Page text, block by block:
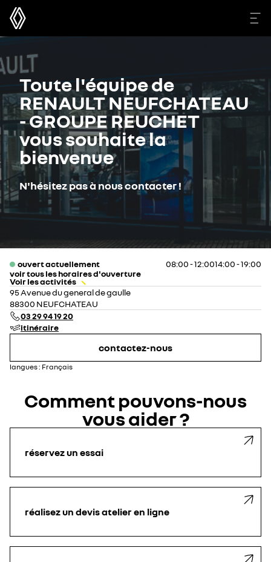
Toute l'équipe de
RENAULT NEUFCHATEAU
- GROUPE REUCHET
vous souhaite la
bienvenue
N'hésitez pas à nous contacter !
ouvert actuellement 08:00 - 12:0014:00 - 19:00
voir tous les horaires d'ouverture
lundi
mardi
mercredi
jeudi
vendredi
Voir les activités
95 Avenue du general de gaulle
88300 NEUFCHATEAU
03 29 94 19 20
itinéraire
contactez-nous
langues : Français
Comment pouvons-nous
vous aider ?
réservez un essai
réalisez un devis atelier en ligne